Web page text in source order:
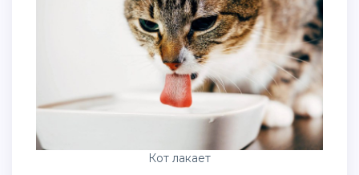
Кот лакает